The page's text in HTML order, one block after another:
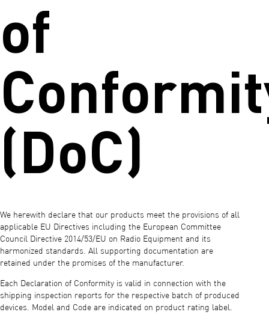
of
(DoC)
We herewith declare that our products meet the provisions of all
applicable EU Directives including the European Committee
Council Directive 2014/53/EU on Radio Equipment and its
harmonized standards. All supporting documentation are
retained under the promises of the manufacturer.
Each Declaration of Conformity is valid in connection with the
shipping inspection reports for the respective batch of produced
devices. Model and Code are indicated on product rating label.